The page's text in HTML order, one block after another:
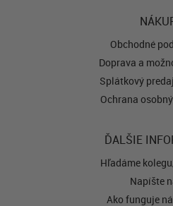
Obchodné
Doprava a
Splátkový
Ochrana
ĎALŠIE
Hľadáme
Napíšte
Ako funguje